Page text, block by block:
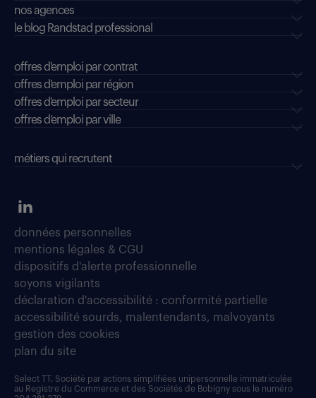
nos agences
le blog Randstad professional
offres d'emploi par contrat
offres d'emploi par région
offres d'emploi par secteur
offres d’emploi par ville
métiers qui recrutent
données personnelles
mentions légales & CGU
dispositifs d'alerte professionnelle
soyons vigilants
déclaration d'accessibilité : conformité partielle
accessibilité sourds, malentendants, malvoyants
gestion des cookies
plan du site
Select TT, Société par actions simplifiées unipersonnelle immatriculée
au Registre du Commerce et des Sociétés de Bobigny sous le numéro